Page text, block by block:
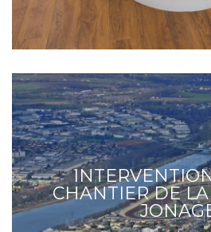
CHANTIER DE